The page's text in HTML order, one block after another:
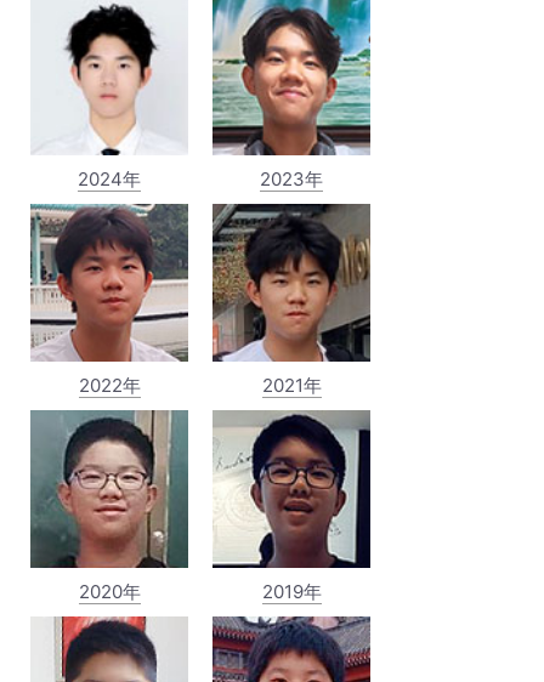
2024年 2023年
2022年 2021年
2020年 2019年